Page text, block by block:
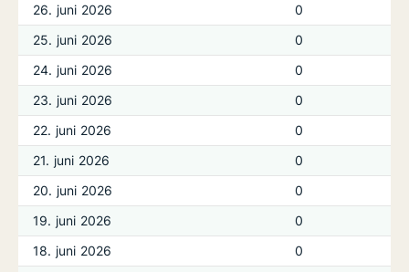
26. juni 2026
0
25. juni 2026
0
24. juni 2026
0
23. juni 2026
0
22. juni 2026
0
21. juni 2026
0
20. juni 2026
0
19. juni 2026
0
18. juni 2026
0